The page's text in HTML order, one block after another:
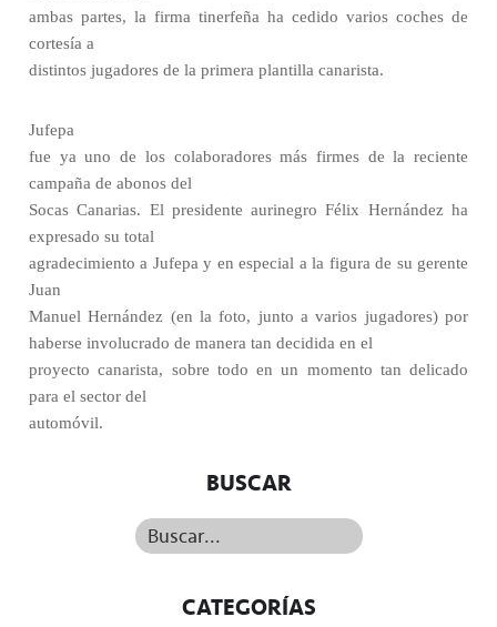
ambas partes, la firma tinerfeña ha cedido varios coches de
cortesía a
distintos jugadores de la primera plantilla canarista.
Jufepa
fue ya uno de los colaboradores más firmes de la reciente
campaña de abonos del
Socas Canarias. El presidente aurinegro Félix Hernández ha
expresado su total
agradecimiento a Jufepa y en especial a la figura de su gerente
Juan
Manuel Hernández (en la foto, junto a varios jugadores) por
haberse involucrado de manera tan decidida en el
proyecto canarista, sobre todo en un momento tan delicado
para el sector del
automóvil.
BUSCAR
Buscar...
CATEGORÍAS